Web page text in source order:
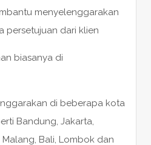
menyelenggarakan
persetujuan dari klien
biasanya di
di beberapa kota
Bandung, Jakarta,
Bali, Lombok dan